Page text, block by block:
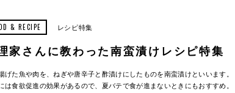
& RECIPE レシピ特集
家さんに教わった南蛮漬けレシピ特集
げた魚や肉を、ねぎや唐辛子と酢漬けにしたものを南蛮漬けといいます。
は食欲促進の効果があるので、夏バテで食が進まないときにもおすすめ。